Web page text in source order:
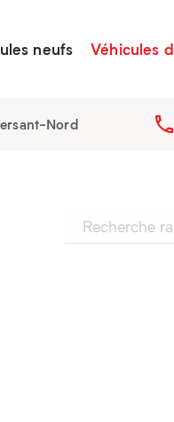
neufs Véhicules
Nord